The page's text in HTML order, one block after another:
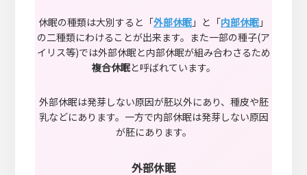
休眠の種類は大別すると「外部休眠 」と「内部休眠 」
の二種類にわけることが出来ます。また一部の種子(ア
イリス等)では外部休眠と内部休眠が組み合わさるため
複合休眠と呼ばれています。
外部休眠は発芽しない原因が胚以外にあり、種皮や胚
乳などにあります。一方で内部休眠は発芽しない原因
が胚にあります。
外部休眠